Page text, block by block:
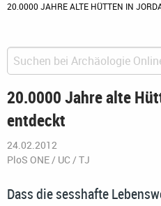
20.0000 JAHRE ALTE HÜTTEN IN
20.0000 Jahre alte
entdeckt
24.02.2012
PloS ONE / UC / TJ
Dass die sesshafte